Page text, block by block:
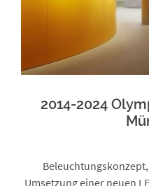
2014-2024
Umsetzung einer neuen